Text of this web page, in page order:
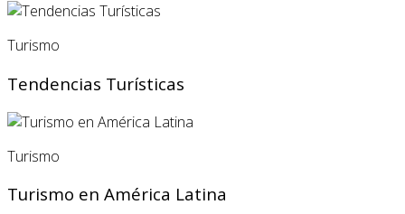
Turismo
Tendencias Turísticas
Turismo
Turismo en América Latina